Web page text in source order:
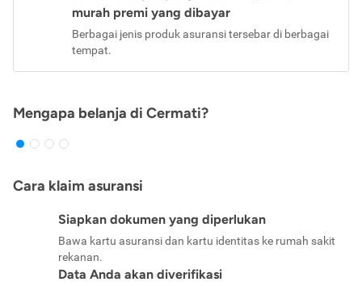
murah premi yang dibayar
Berbagai jenis produk asuransi tersebar di berbagai
tempat.
Mengapa belanja di Cermati?
Cara klaim asuransi
Siapkan dokumen yang diperlukan
Bawa kartu asuransi dan kartu identitas ke rumah sakit
rekanan.
Data Anda akan diverifikasi